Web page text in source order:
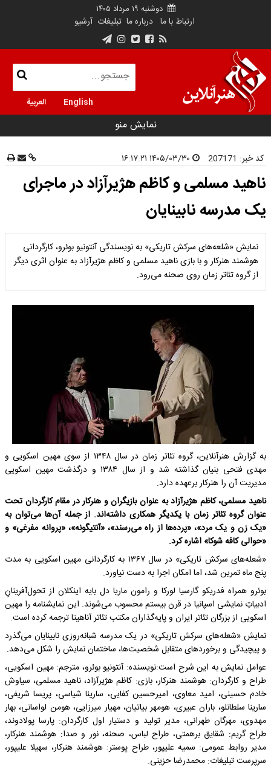
دوشنبه ۱۹ مرداد ۱۴۰۵
ارتباط با ما درباره ما تبلیغات آرشیو
English العربية
نمایش منو
کد خبر: 207171
ناهید مسلمی و کاظم هژیرآزاد در ماجرای
یک مدرسه نابینایان
نمایش «شلعه‌های سرکش تاریکی» به نویسندگی آنتونیو بوئرو، کارگردانی
هوشمند هنرکار و با بازی ناهید مسلمی و کاظم هژیرآزاد به عنوان اثری دیگر
از گروه تئاتر زمان روی صحنه می‌رود.
به گزارش هنرآنلاین، گروه تئاتر زمان در سال ۱۳۴۸ از سوی مهین اسکویی و
مهدی فتحی بنیان گذاشته شد و از سال ۱۳۸۴ و درگذشت مهین اسکویی
مدیریت آن را هنرکار برعهده دارد.
ناهید مسلمی، کاظم هژیرآزاد به عنوان بازیگران و هنرکار در مقام کارگردان تحت
عنوان گروه تئاتر زمان با یکدیگر همکاری داشته‌اند. از جمله آن‌ها می‌توان به
«یک زن و یک مرد»، «پرده‌ها از راه می‌رسند»، «آنتیگونه»، «پروانه مفرغی» و
«حوالی کافه شوکا» اشاره کرد.
«شعله‌های سرکش تاریکی» در سال ۱۳۶۷ به کارگردانی مهین اسکویی به مدت
پنج ماه تمرین شد، اما امکان اجرا به دست نیاورد.
بوئرو همراه فدریکو گارسیا لورکا و رامون ماریا دل بایه اینکلان از تحول‌آفرینانِ
ادبیاتِ نمایشی اسپانیا در قرن بیستم محسوب می‌شوند. این نمایشنامه را مهین
اسکویی از بزرگان تئاتر ایران و پایه‌گذاران مکتب تئاتر آناهیتا ترجمه کرده است.
نمایش «شعله‌های سرکش تاریکی» در یک مدرسه شبانه‌روزی نابینایان می‌گذرد
و پیچیدگی و برخوردهای متقابل شخصیت‌ها، ساختمان نمایش را شکل می‌دهد.
عوامل نمایش به این شرح است:نویسنده: آنتونیو بوئرو، مترجم: مهین اسکویی،
طراح و کارگردان: هوشمند هنرکار، بازی: کاظم هژیرآزاد، ناهید مسلمی، سیاوش
خادم حسینی، امید معاوی، امیرحسین کفایی، سارینا شیاسی، پریسا شریفی،
سارینا سلطانلو، باران عبیری، هومهر بیاتیان، مهیار میرزایی، هومن لواسانی، بهار
مهدوی، مهرگان طهرانی، مدیر تولید و دستیار اول کارگردان: پارسا پولادوند،
طراح گریم: شقایق برهمتی، طراح لباس، صحنه، نور و صدا: هوشمند هنرکار،
مدیر روابط عمومی: سمیه علیپور، طراح پوستر: هوشمند هنرکار، سهیلا علیپور،
سرپرست تبلیغات: محمدرضا حزینی.